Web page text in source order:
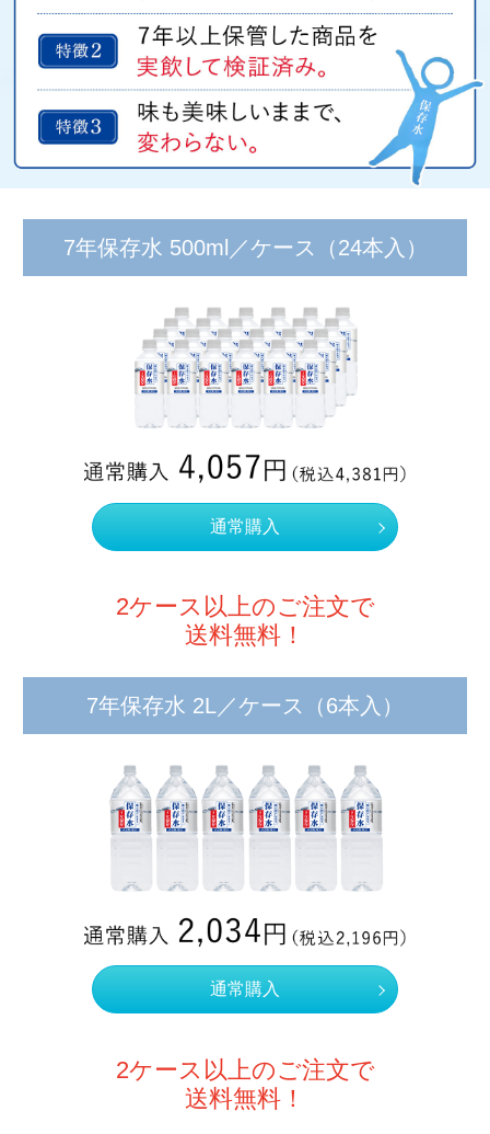
7年保存水 500ml／ケース （24本入）
通常購入
2ケース以上のご注文で
送料無料！
7年保存水 2L／ケース （6本入）
通常購入
2ケース以上のご注文で
送料無料！